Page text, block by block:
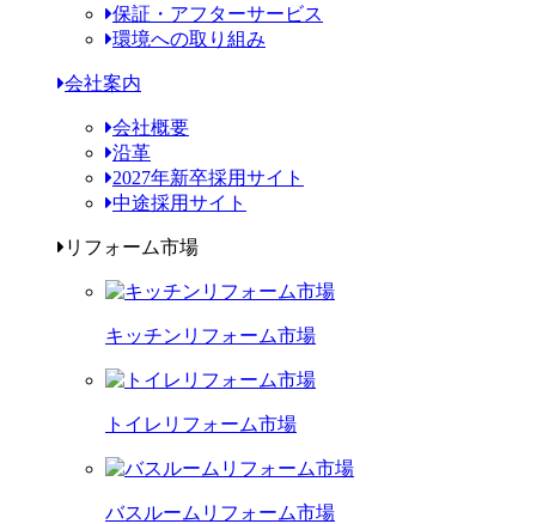
保証・アフターサービス
環境への取り組み
会社案内
会社概要
沿革
2027年新卒採用サイト
中途採用サイト
リフォーム市場
キッチンリフォーム市場
トイレリフォーム市場
バスルームリフォーム市場